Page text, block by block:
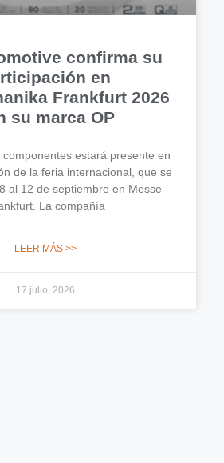
confirma su
en
Frankfurt 2026
su marca OP
componentes estará presente en
de la feria internacional, que se
al 12 de septiembre en Messe
La compañía
LEER MÁS >>
17 julio, 2026